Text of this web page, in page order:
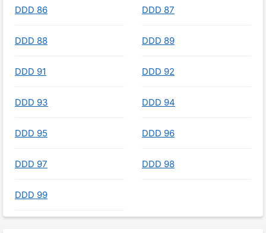
DDD 86 DDD 87
DDD 88 DDD 89
DDD 91 DDD 92
DDD 93 DDD 94
DDD 95 DDD 96
DDD 97 DDD 98
DDD 99